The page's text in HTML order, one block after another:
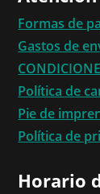
Formas de
Gastos de
Política de
Pie de
Política de
Horario